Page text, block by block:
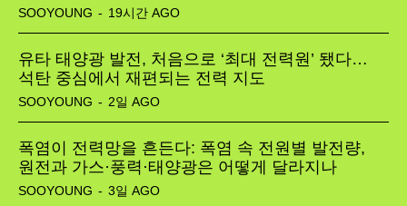
Tech
SOOYOUNG - 19시간 AGO
유타 태양광 발전, 처음으로 ‘최대 전력원’ 됐다…
석탄 중심에서 재편되는 전력 지도
SOOYOUNG - 2일 AGO
폭염이 전력망을 흔든다: 폭염 속 전원별 발전량,
원전과 가스·풍력·태양광은 어떻게 달라지나
SOOYOUNG - 3일 AGO